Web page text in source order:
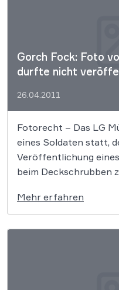
Gorch Fock: Foto
durfte nicht
26.04.2011
Fotorecht – Das LG
eines Soldaten statt,
Veröffentlichung
beim Deckschrubben
Mehr erfahren